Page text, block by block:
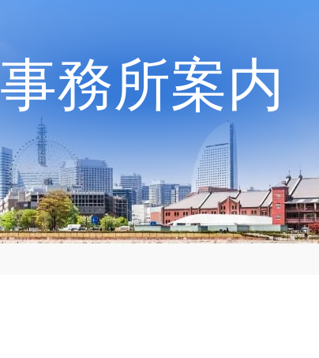
事務所案内